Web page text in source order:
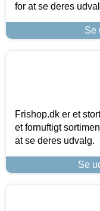
for at se deres
Se
Frishop.dk er et
et fornuftigt
at se deres udvalg.
Se